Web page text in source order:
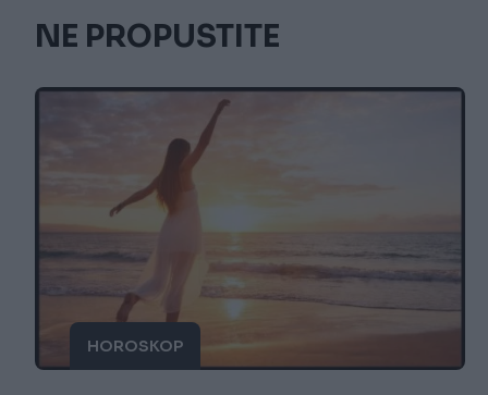
NE PROPUSTITE
HOROSKOP